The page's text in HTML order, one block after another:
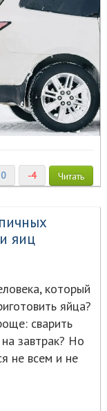
0 -4 Читать
яиц
который
яйца?
сварить
завтрак? Но
не всем и не